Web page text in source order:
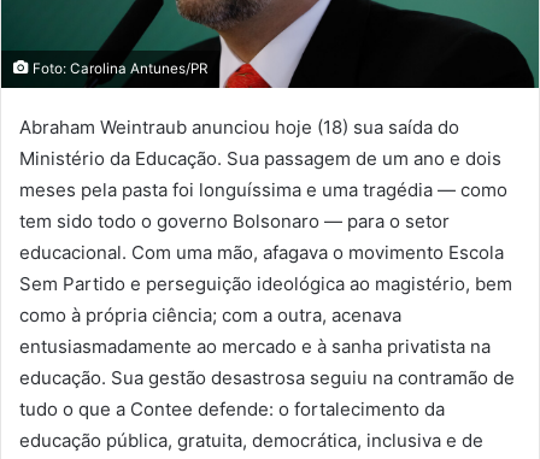
Foto: Carolina Antunes/PR
Abraham Weintraub anunciou hoje (18) sua saída do
Ministério da Educação. Sua passagem de um ano e dois
meses pela pasta foi longuíssima e uma tragédia — como
tem sido todo o governo Bolsonaro — para o setor
educacional. Com uma mão, afagava o movimento Escola
Sem Partido e perseguição ideológica ao magistério, bem
como à própria ciência; com a outra, acenava
entusiasmadamente ao mercado e à sanha privatista na
educação. Sua gestão desastrosa seguiu na contramão de
tudo o que a Contee defende: o fortalecimento da
educação pública, gratuita, democrática, inclusiva e de